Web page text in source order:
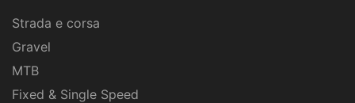
Strada e corsa
Gravel
MTB
Fixed & Single Speed